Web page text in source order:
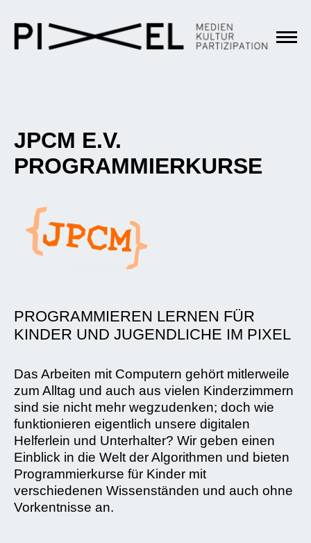
JPCM E.V.
PROGRAMMIERKURSE
PROGRAMMIEREN LERNEN FÜR
KINDER UND JUGENDLICHE IM PIXEL
Das Arbeiten mit Computern gehört mitlerweile
zum Alltag und auch aus vielen Kinderzimmern
sind sie nicht mehr wegzudenken; doch wie
funktionieren eigentlich unsere digitalen
Helferlein und Unterhalter? Wir geben einen
Einblick in die Welt der Algorithmen und bieten
Programmierkurse für Kinder mit
verschiedenen Wissenständen und auch ohne
Vorkentnisse an.